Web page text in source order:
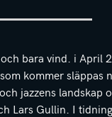
bara vind. i April
kommer släppas
jazzens landskap
Lars Gullin. I